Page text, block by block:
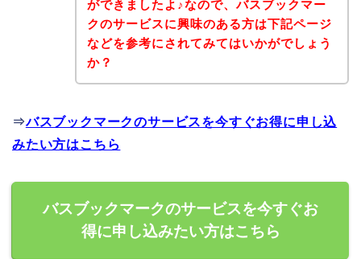
ができましたよ♪なので、バスブックマー
クのサービスに興味のある方は下記ページ
などを参考にされてみてはいかがでしょう
か？
⇒バスブックマークのサービスを今すぐお得に申し込
みたい方はこちら
バスブックマークのサービスを今すぐお
得に申し込みたい方はこちら